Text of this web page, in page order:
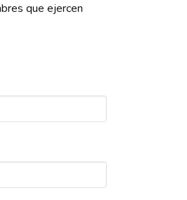
que ejercen